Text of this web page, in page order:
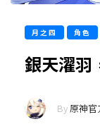
月之四 角色
銀天濯羽
By原神官